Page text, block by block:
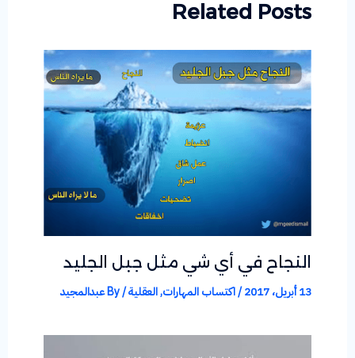
Related Posts
النجاح في أي شي مثل جبل الجليد
13 أبريل، 2017 /اكتساب المهارات,العقلية/ By عبدالمجيد